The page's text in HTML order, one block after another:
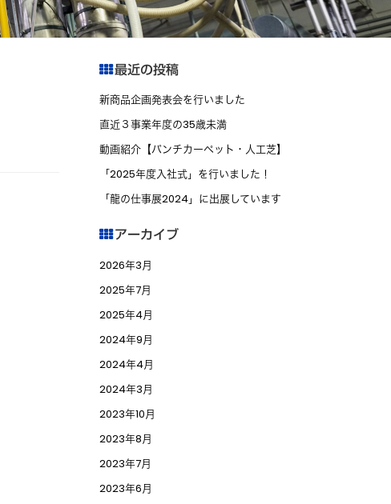
最近の投稿
新商品企画発表会を行いました
直近３事業年度の35歳未満
動画紹介【パンチカーペット・人工芝】
「2025年度入社式」を行いました！
「龍の仕事展2024」に出展しています
アーカイブ
2026年3月
2025年7月
2025年4月
2024年9月
2024年4月
2024年3月
2023年10月
2023年8月
2023年7月
2023年6月